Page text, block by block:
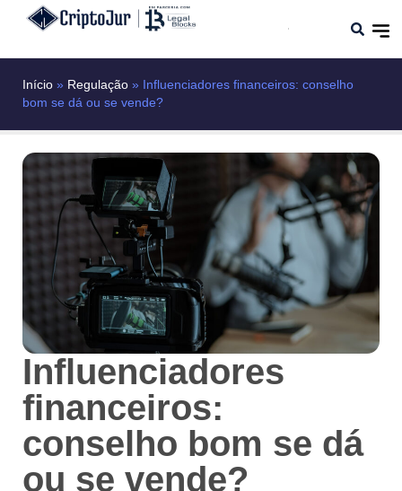
Início » Regulação » Influenciadores financeiros: conselho
bom se dá ou se vende?
Influenciadores
financeiros:
conselho bom se dá
ou se vende?